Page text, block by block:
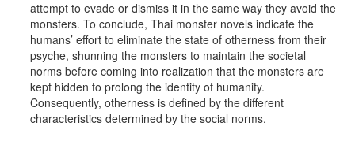
attempt to evade or dismiss it in the same way they avoid the
monsters. To conclude, Thai monster novels indicate the
humans’ effort to eliminate the state of otherness from their
psyche, shunning the monsters to maintain the societal
norms before coming into realization that the monsters are
kept hidden to prolong the identity of humanity.
Consequently, otherness is defined by the different
characteristics determined by the social norms.